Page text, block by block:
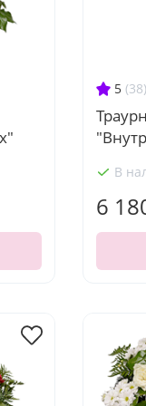
5 (38)
В
6